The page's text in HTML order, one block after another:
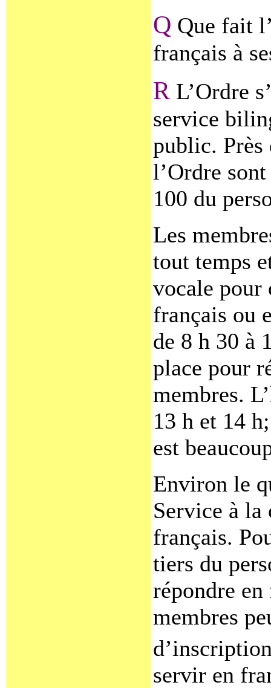
Q Que fait
français à
R L’Ordre
service
public. Près
l’Ordre
100 du
Les
tout temps
vocale pour
français ou
de 8 h 30 à
place pour
membres.
13 h et 14
est
Environ le
Service à
français.
tiers du
répondre
membres
servir en